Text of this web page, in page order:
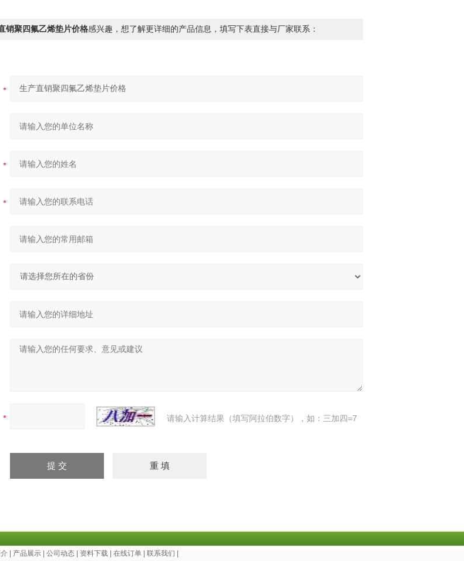
销聚四氟乙烯垫片价格感兴趣，想了解更详细的产品信息，填写下表直接与厂家联系：
请输入计算结果（填写阿拉伯数字），如：三加四=7
产品展示 公司动态 资料下载 在线订单 联系我们